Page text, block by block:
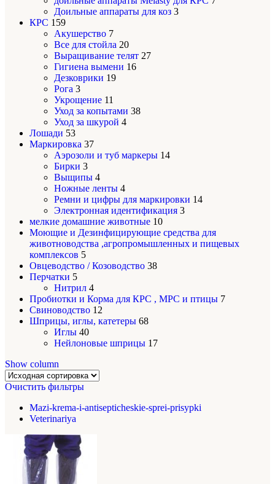
Доильные аппараты для коз 3
КРС 159
Акушерство 7
Все для стойла 20
Выращивание телят 27
Гигиена вымени 16
Дезковрики 19
Рога 3
Укрощение 11
Уход за копытами 38
Уход за шкурой 4
Лошади 53
Маркировка 37
Аэрозоли и туб маркеры 14
Бирки 3
Выщипы 4
Ножные ленты 4
Ремни и цифры для маркировки 14
Электронная идентификация 3
мелкие домашние животные 10
Моющие и Дезинфицирующие средства для
животноводства ,агропромышленных и пищевых
комплексов 5
Овцеводство / Козоводство 38
Перчатки 5
Нитрил 4
Пробиотки и Корма для КРС , МРС и птицы 7
Свиноводство 12
Шприцы, иглы, катетеры 68
Иглы 40
Нейлоновые шприцы 17
Show column
Очистить фильтры
Mazi-krema-i-antisepticheskie-sprei-prisypki
Veterinariya